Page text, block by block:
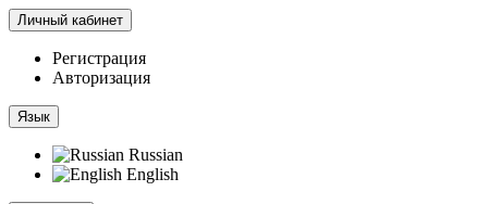
Личный кабинет
Регистрация
Авторизация
Язык
Russian
English